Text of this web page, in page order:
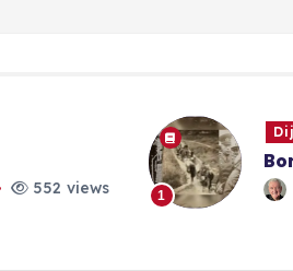
1
Dijital Ansiklopedi
Boraltan
14 Kasım